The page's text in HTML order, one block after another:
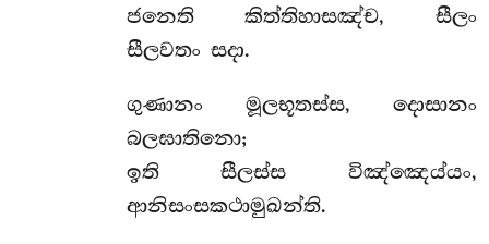
ජනෙති කිත්තිහාසඤ්ච, සීලං
සීලවතං සදා.
ගුණානං මූලභූතස්ස, දොසානං
බලඝාතිනො;
ඉති සීලස්ස විඤ්ඤෙය්යං,
ආනිසංසකථාමුඛන්ති.